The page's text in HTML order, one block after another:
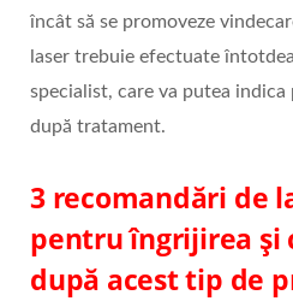
încât să se promoveze
laser trebuie efectuate
specialist, care va putea
după tratament.
3 recomandări de
pentru îngrijirea și
după acest tip de